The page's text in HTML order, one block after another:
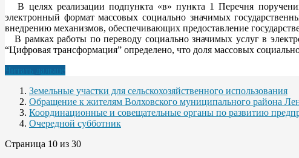
В целях реализации подпункта «в» пункта 1 Перечня
электронный формат массовых социально значимых
внедрению механизмов, обеспечивающих предоставление
В рамках работы по переводу социально значимых услуг в
“Цифровая трансформация” определено, что доля массовых
Читать дальше
Земельные участки для сельскохозяйственного использования
Обращение к жителям Волховского муниципального района
Координационные и совещательные органы по развитию
Очередной субботник
Страница 10 из 30